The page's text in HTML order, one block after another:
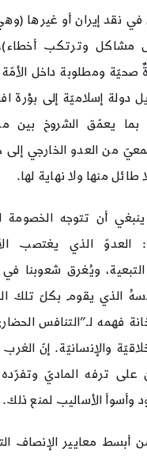
في نقد إيران أو غيرها
مشاكل وترتكب أخطاء)،
ومطلوبة داخل الأمّة
دولة إسلاميّة إلى بؤرة
بما يعمّق الشروخ بين
من العدو الخارجي إلى
منها ولا نهاية لها.
أن تتوجه الخصومة
العدوّ الذي يغتصب
ويُغرق شعوبنا
الذي يقوم بكلّ تلك
فهمه لـ”التنافس
والإنسانيّة. إنّ
على ترفه الماديّ وتفرّده
وأسوأ الأساليب لمنع ذلك.
أبسط معايير الإنصاف